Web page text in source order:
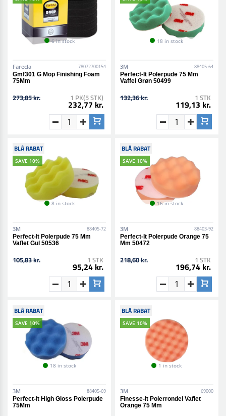
6 in stock
Farecla 78072700154
Gmf301 G Mop Finishing Foam
75Mm
273,85 kr. 1 PK(5 STK)
232,77 kr.
18 in stock
3M 88405-64
Perfect-It Polerpude 75 Mm
Vaffel Grøn 50499
132,36 kr. 1 STK
119,13 kr.
BLÅ RABAT
SAVE 10%
8 in stock
3M 88405-72
Perfect-It Polerpude 75 Mm
Vaflet Gul 50536
105,83 kr. 1 STK
95,24 kr.
BLÅ RABAT
SAVE 10%
16 in stock
3M 88403-92
Perfect-It Polerpude Orange 75
Mm 50472
218,60 kr. 1 STK
196,74 kr.
BLÅ RABAT
SAVE 10%
18 in stock
3M 88405-69
Perfect-It High Gloss Polerpude
75Mm
BLÅ RABAT
SAVE 10%
1 in stock
3M 69000
Finesse-It Polerrondel Vaflet
Orange 75 Mm